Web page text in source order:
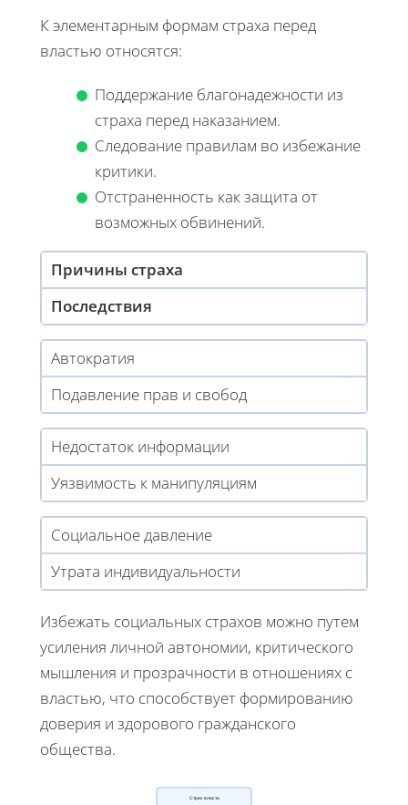
К элементарным формам страха перед
властью относятся:
Поддержание благонадежности из
страха перед наказанием.
Следование правилам во избежание
критики.
Отстраненность как защита от
возможных обвинений.
Причины страха
Последствия
Автократия
Подавление прав и свобод
Недостаток информации
Уязвимость к манипуляциям
Социальное давление
Утрата индивидуальности
Избежать социальных страхов можно путем
усиления личной автономии, критического
мышления и прозрачности в отношениях с
властью, что способствует формированию
доверия и здорового гражданского
общества.
Страх власти